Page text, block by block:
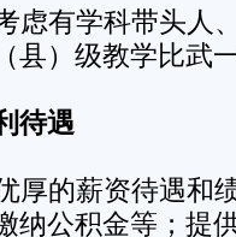
虑有学科带头人
县）级教学比武
待遇
厚的薪资待遇和
纳公积金等；提